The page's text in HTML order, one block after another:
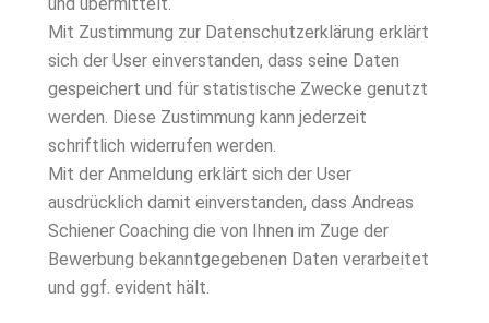
und übermittelt.
Mit Zustimmung zur Datenschutzerklärung erklärt
sich der User einverstanden, dass seine Daten
gespeichert und für statistische Zwecke genutzt
werden. Diese Zustimmung kann jederzeit
schriftlich widerrufen werden.
Mit der Anmeldung erklärt sich der User
ausdrücklich damit einverstanden, dass Andreas
Schiener Coaching die von Ihnen im Zuge der
Bewerbung bekanntgegebenen Daten verarbeitet
und ggf. evident hält.